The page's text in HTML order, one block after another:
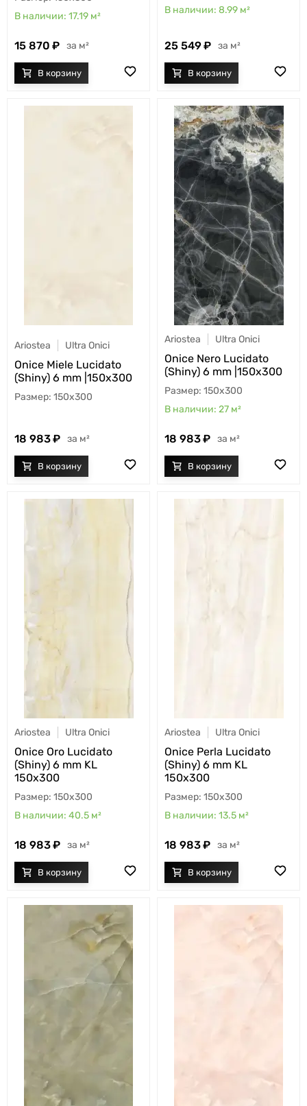
17.19 м²
15 870 м²
8.99 м²
25 549 м²
Ariostea Ultra Onici
Onice Miele Lucidato
(Shiny) 6 mm |150x300
150x300
18 983 м²
Ariostea Ultra Onici
Onice Nero Lucidato
(Shiny) 6 mm |150x300
150x300
27 м²
18 983 м²
Ariostea Ultra Onici
Onice Oro Lucidato
(Shiny) 6 mm KL
150x300
150x300
40.5 м²
18 983 м²
Ariostea Ultra Onici
Onice Perla Lucidato
(Shiny) 6 mm KL
150x300
150x300
13.5 м²
18 983 м²